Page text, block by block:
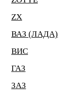
ZX
ВАЗ (ЛАДА)
ВИС
ГАЗ
ЗАЗ